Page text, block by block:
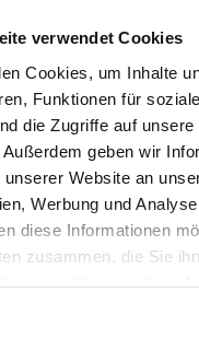
verwendet Cookies
Cookies, um Inhalte
Funktionen für
die Zugriffe auf
geben wir
unserer Website an
Werbung und
diese Informationen
zusammen, die Sie
Scheitern ist ja
des Menschen.
wir dabei aus
kaputt gemacht
Mischung aus
Witz,
und Musik, schaffen
Marieerneut das
mit dem